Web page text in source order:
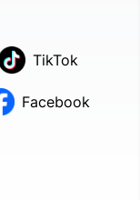
TikTok
Facebook